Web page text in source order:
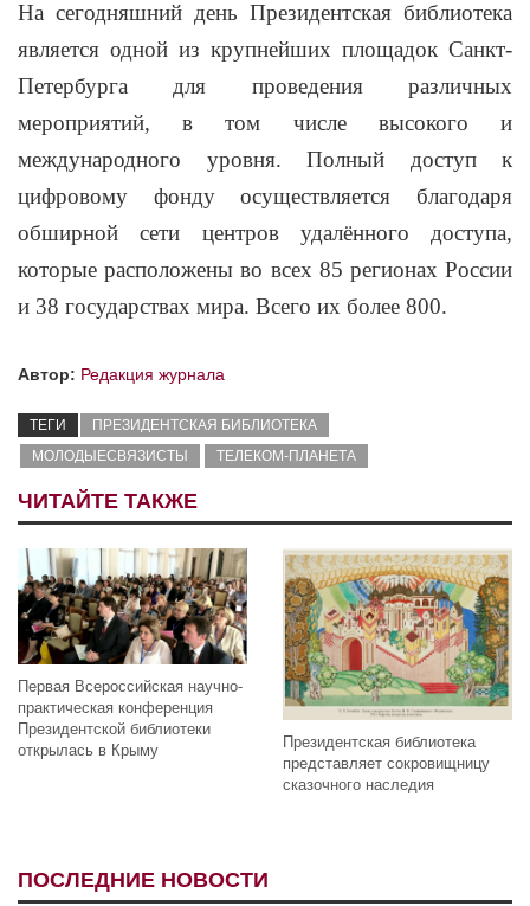
На сегодняшний день Президентская библиотека
является одной из крупнейших площадок Санкт-
Петербурга для проведения различных
мероприятий, в том числе высокого и
международного уровня. Полный доступ к
цифровому фонду осуществляется благодаря
обширной сети центров удалённого доступа,
которые расположены во всех 85 регионах России
и 38 государствах мира. Всего их более 800.
Автор: Редакция журнала
ТЕГИ
ПРЕЗИДЕНТСКАЯ БИБЛИОТЕКА
МОЛОДЫЕСВЯЗИСТЫ
ТЕЛЕКОМ-ПЛАНЕТА
ЧИТАЙТЕ ТАКЖЕ
Первая Всероссийская научно-
практическая конференция
Президентской библиотеки
открылась в Крыму
Президентская библиотека
представляет сокровищницу
сказочного наследия
ПОСЛЕДНИЕ НОВОСТИ